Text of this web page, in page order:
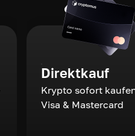
Direktkauf
Krypto sofort
Visa & Mastercard